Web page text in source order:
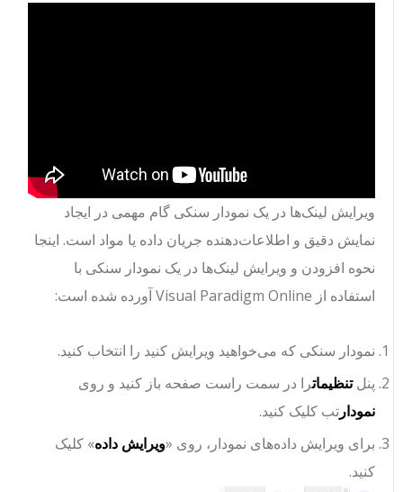
ویرایش لینک‌ها در یک نمودار سنکی گام مهمی در ایجاد
نمایش دقیق و اطلاعات‌دهنده جریان داده یا مواد است. اینجا
نحوه افزودن و ویرایش لینک‌ها در یک نمودار سنکی با
استفاده از Visual Paradigm Online آورده شده است:
نمودار سنکی که می‌خواهید ویرایش کنید را انتخاب کنید.
پنل تنظیماترا در سمت راست صفحه باز کنید و روی
نمودارتب کلیک کنید.
برای ویرایش داده‌های نمودار، روی « ویرایش داده» کلیک
کنید.